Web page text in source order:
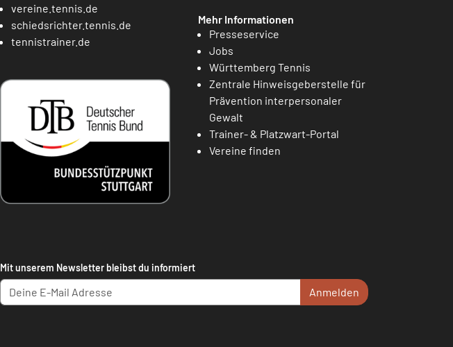
vereine.tennis.de
schiedsrichter.tennis.de
tennistrainer.de
Mehr Informationen
Presseservice
Jobs
Württemberg Tennis
Zentrale Hinweisgeberstelle für
Prävention interpersonaler
Gewalt
Trainer- & Platzwart-Portal
Vereine finden
Mit unserem Newsletter bleibst du informiert
Anmelden